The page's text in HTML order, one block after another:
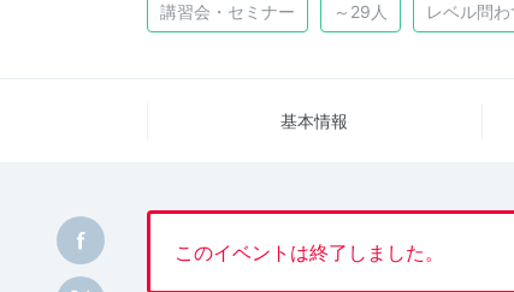
講習会・セミナー ～29人 レベル問
基本情報
このイベントは終了しました。